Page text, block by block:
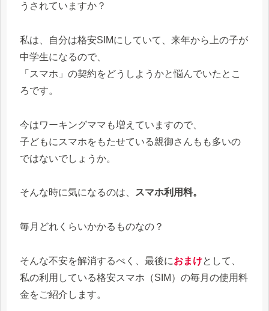
うされていますか？
私は、自分は格安SIMにしていて、来年から上の子が
中学生になるので、
「スマホ」の契約をどうしようかと悩んでいたとこ
ろです。
今はワーキングママも増えていますので、
子どもにスマホをもたせている親御さんもも多いの
ではないでしょうか。
そんな時に気になるのは、 スマホ利用料。
毎月どれくらいかかるものなの？
そんな不安を解消するべく、最後におまけとして、
私の利用している格安スマホ（SIM）の毎月の使用料
金をご紹介します。